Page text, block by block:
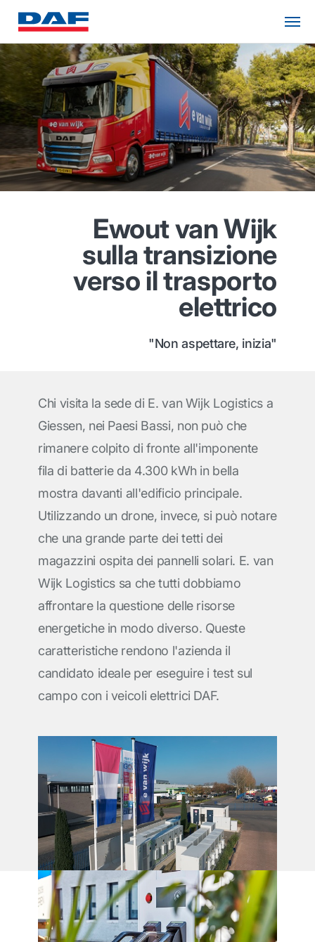
Ewout van Wijk
sulla transizione
verso il trasporto
elettrico
"Non aspettare, inizia"
Chi visita la sede di E. van Wijk Logistics a
Giessen, nei Paesi Bassi, non può che
rimanere colpito di fronte all'imponente
fila di batterie da 4.300 kWh in bella
mostra davanti all'edificio principale.
Utilizzando un drone, invece, si può notare
che una grande parte dei tetti dei
magazzini ospita dei pannelli solari. E. van
Wijk Logistics sa che tutti dobbiamo
affrontare la questione delle risorse
energetiche in modo diverso. Queste
caratteristiche rendono l'azienda il
candidato ideale per eseguire i test sul
campo con i veicoli elettrici DAF.